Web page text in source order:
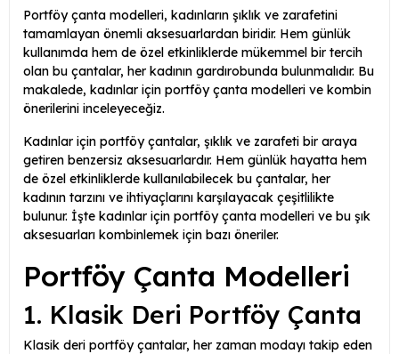
Portföy çanta modelleri, kadınların şıklık ve zarafetini
tamamlayan önemli aksesuarlardan biridir. Hem günlük
kullanımda hem de özel etkinliklerde mükemmel bir tercih
olan bu çantalar, her kadının gardırobunda bulunmalıdır. Bu
makalede, kadınlar için portföy çanta modelleri ve kombin
önerilerini inceleyeceğiz.
Kadınlar için portföy çantalar, şıklık ve zarafeti bir araya
getiren benzersiz aksesuarlardır. Hem günlük hayatta hem
de özel etkinliklerde kullanılabilecek bu çantalar, her
kadının tarzını ve ihtiyaçlarını karşılayacak çeşitlilikte
bulunur. İşte kadınlar için portföy çanta modelleri ve bu şık
aksesuarları kombinlemek için bazı öneriler.
Portföy Çanta Modelleri
1. Klasik Deri Portföy Çanta
Klasik deri portföy çantalar, her zaman modayı takip eden